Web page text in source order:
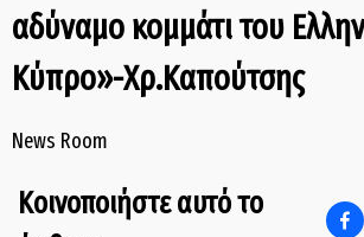
αδύναμο κομμάτι του
Κύπρο»-Χρ.Καπούτσης
News Room
Κοινοποιήστε αυτό το